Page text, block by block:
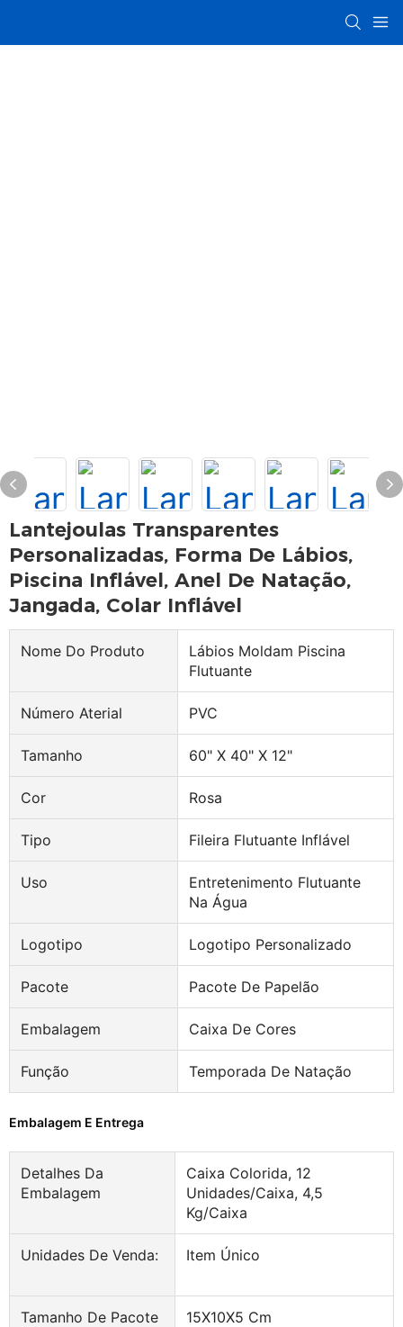
Lantejoulas Transparentes
Personalizadas, Forma De Lábios,
Piscina Inflável, Anel De Natação,
Jangada, Colar Inflável
Nome Do Produto
Lábios Moldam Piscina
Flutuante
Número Aterial PVC
Tamanho 60" X 40" X 12"
Cor Rosa
Tipo Fileira Flutuante Inflável
Uso
Entretenimento Flutuante
Na Água
Logotipo Logotipo Personalizado
Pacote Pacote De Papelão
Embalagem Caixa De Cores
Função Temporada De Natação
Embalagem E Entrega
Detalhes Da
Embalagem
Caixa Colorida, 12
Unidades/caixa, 4,5
Kg/caixa
Unidades De Venda: Item Único
Tamanho De Pacote
15X10X5 Cm